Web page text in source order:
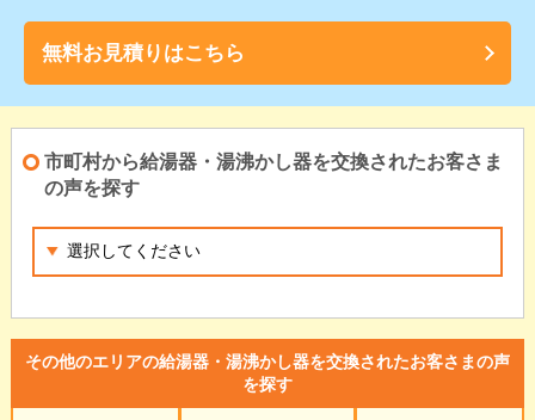
無料お見積りはこちら
市町村から給湯器・湯沸かし器を交換されたお客さま
の声を探す
その他のエリアの給湯器・湯沸かし器を交換されたお客さまの声
を探す